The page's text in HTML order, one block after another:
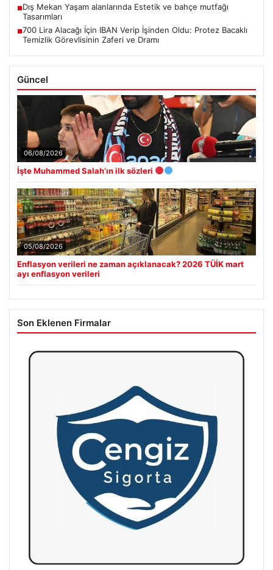
■Dış Mekan Yaşam alanlarında Estetik ve bahçe mutfağı
Tasarımları
■700 Lira Alacağı İçin IBAN Verip İşinden Oldu: Protez Bacaklı
Temizlik Görevlisinin Zaferi ve Dramı
Güncel
06/08/2026
İşte Muhammed Salah’ın ilk sözleri
05/08/2026
Enflasyon verileri ne zaman açıklanacak? 2026 TÜİK mart
ayı enflasyon verileri
Son Eklenen Firmalar